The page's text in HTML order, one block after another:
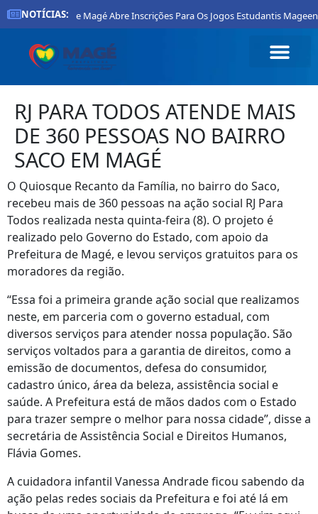
NOTÍCIAS:
Prefeitura De Magé Abre Inscrições Para Os Jogos Estudantis Mageenses
RJ PARA TODOS ATENDE MAIS
DE 360 PESSOAS NO BAIRRO
SACO EM MAGÉ
O Quiosque Recanto da Família, no bairro do Saco,
recebeu mais de 360 pessoas na ação social RJ Para
Todos realizada nesta quinta-feira (8). O projeto é
realizado pelo Governo do Estado, com apoio da
Prefeitura de Magé, e levou serviços gratuitos para os
moradores da região.
“Essa foi a primeira grande ação social que realizamos
neste, em parceria com o governo estadual, com
diversos serviços para atender nossa população. São
serviços voltados para a garantia de direitos, como a
emissão de documentos, defesa do consumidor,
cadastro único, área da beleza, assistência social e
saúde. A Prefeitura está de mãos dados com o Estado
para trazer sempre o melhor para nossa cidade”, disse a
secretária de Assistência Social e Direitos Humanos,
Flávia Gomes.
A cuidadora infantil Vanessa Andrade ficou sabendo da
ação pelas redes sociais da Prefeitura e foi até lá em